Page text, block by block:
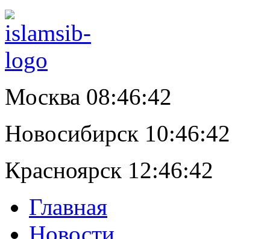
Москва 08:46:43
Новосибирск 10:46:43
Красноярск 12:46:43
Главная